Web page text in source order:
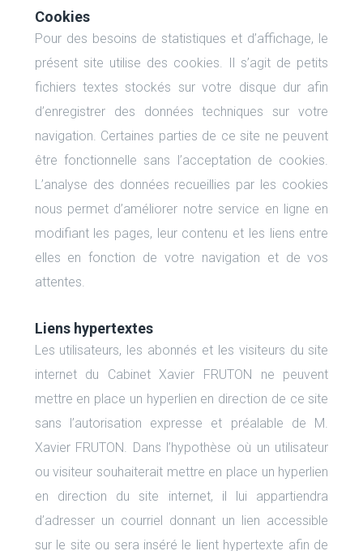
Cookies
Pour des besoins de statistiques et d’affichage, le
présent site utilise des cookies. Il s’agit de petits
fichiers textes stockés sur votre disque dur afin
d’enregistrer des données techniques sur votre
navigation. Certaines parties de ce site ne peuvent
être fonctionnelle sans l’acceptation de cookies.
L’analyse des données recueillies par les cookies
nous permet d’améliorer notre service en ligne en
modifiant les pages, leur contenu et les liens entre
elles en fonction de votre navigation et de vos
attentes.
Liens hypertextes
Les utilisateurs, les abonnés et les visiteurs du site
internet du Cabinet Xavier FRUTON ne peuvent
mettre en place un hyperlien en direction de ce site
sans l’autorisation expresse et préalable de M.
Xavier FRUTON. Dans l’hypothèse où un utilisateur
ou visiteur souhaiterait mettre en place un hyperlien
en direction du site internet, il lui appartiendra
d’adresser un courriel donnant un lien accessible
sur le site ou sera inséré le lient hypertexte afin de